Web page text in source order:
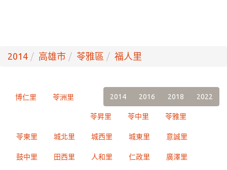
2014 高雄市 苓雅區 福人里
2014 2016 2018 2022
博仁里 苓洲里
苓昇里 苓中里 苓雅里
苓東里 城北里 城西里 城東里 意誠里
鼓中里 田西里 人和里 仁政里 廣澤里